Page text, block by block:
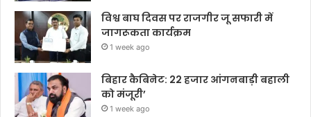
विश्व बाघ दिवस पर राजगीर जू सफारी में
जागरूकता कार्यक्रम
1 week ago
बिहार कैबिनेट: 22 हजार आंगनबाड़ी बहाली
को मंजूरी’
1 week ago